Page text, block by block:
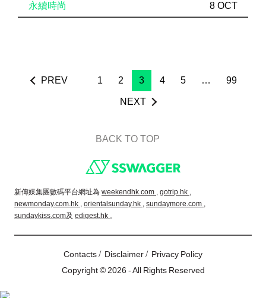
永續時尚 8 OCT
PREV 1 2 3 4 5 … 99
NEXT
BACK TO TOP
新傳媒集團數碼平台網址為 weekendhk.com , gotrip.hk ,
newmonday.com.hk , orientalsunday.hk , sundaymore.com ,
sundaykiss.com及 edigest.hk 。
Contacts/ Disclaimer/ Privacy Policy
Copyright © 2026 - All Rights Reserved